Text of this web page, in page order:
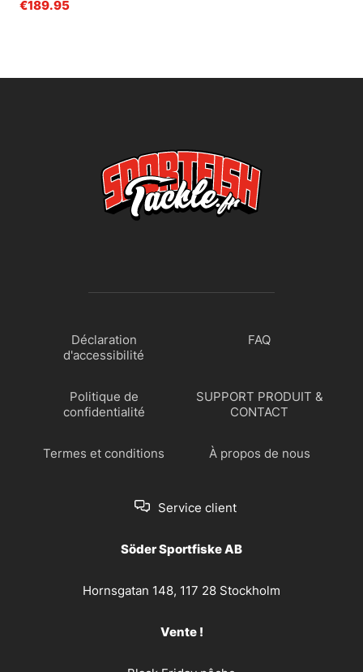
€189.95
Déclaration
d'accessibilité
FAQ
Politique de
confidentialité
SUPPORT PRODUIT &
CONTACT
Termes et conditions À propos de nous
Service client
Söder Sportfiske AB
Hornsgatan 148, 117 28 Stockholm
Vente !